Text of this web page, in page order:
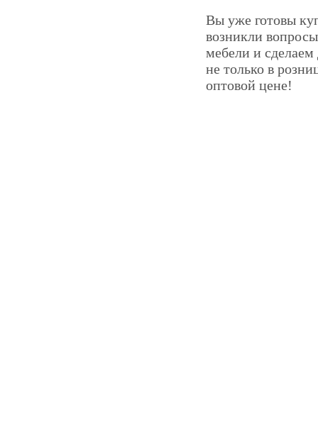
Вы уже готовы
возникли
мебели и
не только в
оптовой цене!